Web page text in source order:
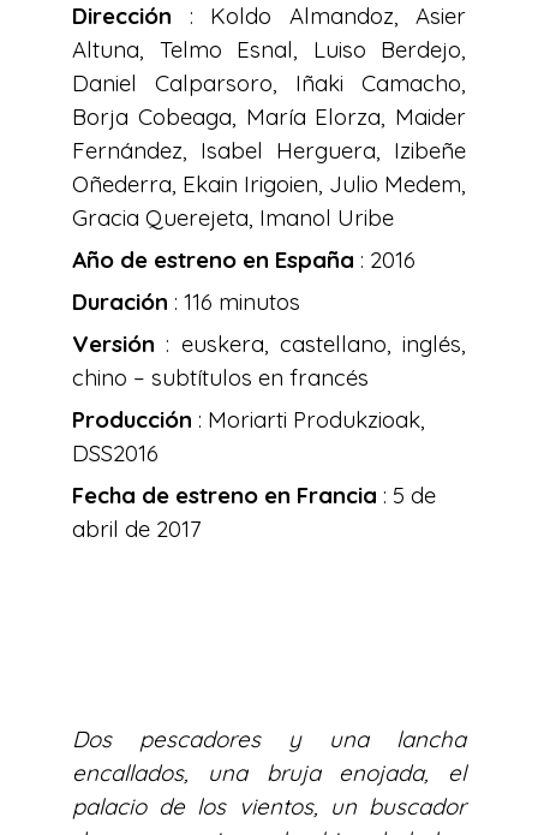
Dirección : Koldo Almandoz, Asier
Altuna, Telmo Esnal, Luiso Berdejo,
Daniel Calparsoro, Iñaki Camacho,
Borja Cobeaga, María Elorza, Maider
Fernández, Isabel Herguera, Izibeñe
Oñederra, Ekain Irigoien, Julio Medem,
Gracia Querejeta, Imanol Uribe
Año de estreno en España : 2016
Duración : 116 minutos
Versión : euskera, castellano, inglés,
chino – subtítulos en francés
Producción : Moriarti Produkzioak,
DSS2016
Fecha de estreno en Francia : 5 de
abril de 2017
Dos pescadores y una lancha
encallados, una bruja enojada, el
palacio de los vientos, un buscador